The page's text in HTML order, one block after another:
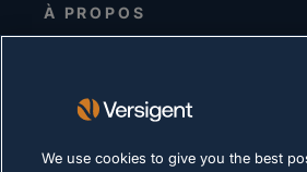
À PROPOS
Equipe de direction
Fournisseurs
We use cookies to give you the best